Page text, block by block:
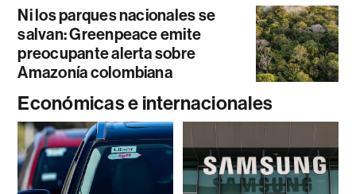
Ni los parques nacionales se
salvan: Greenpeace emite
preocupante alerta sobre
Amazonía colombiana
Económicas e internacionales